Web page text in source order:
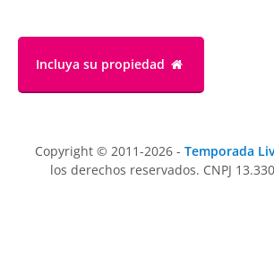
Incluya su propiedad
Copyright © 2011-2026 - Temporada
los derechos reservados. CNPJ